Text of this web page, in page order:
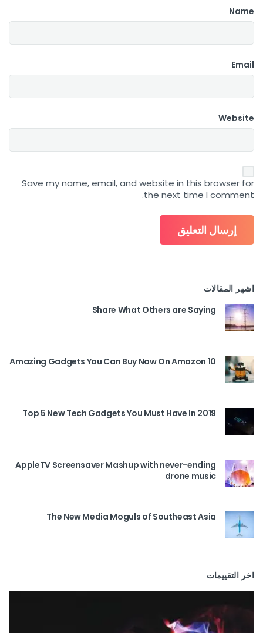
Name
Email
Website
Save my name, email, and website in this browser for
the next time I comment.
اشهر المقالات
Share What Others are Saying
10 Amazing Gadgets You Can Buy Now On Amazon
Top 5 New Tech Gadgets You Must Have In 2019
AppleTV Screensaver Mashup with never-ending
drone music
The New Media Moguls of Southeast Asia
اخر التقييمات